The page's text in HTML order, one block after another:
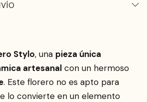
Stylo, una pieza única
artesanal con un hermoso
. Este florero no es apto para
lo convierte en un elemento